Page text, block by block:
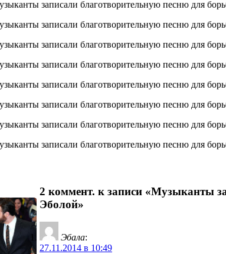
2 коммент. к записи «Музыканты
Эболой»
Эбала:
27.11.2014 в 10:49